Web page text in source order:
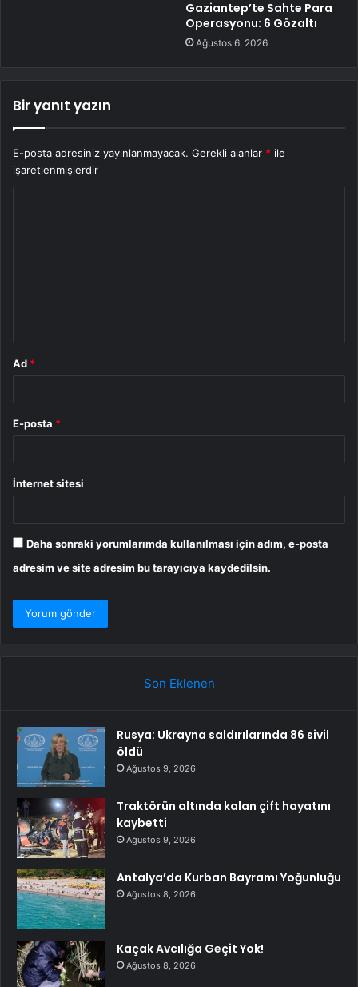
Gaziantep’te Sahte Para
Operasyonu: 6 Gözaltı
Ağustos 6, 2026
Bir yanıt yazın
E-posta adresiniz yayınlanmayacak. Gerekli alanlar * ile
işaretlenmişlerdir
Ad *
E-posta *
İnternet sitesi
Daha sonraki yorumlarımda kullanılması için adım, e-posta
adresim ve site adresim bu tarayıcıya kaydedilsin.
Son Eklenen
Rusya: Ukrayna saldırılarında 86 sivil
öldü
Ağustos 9, 2026
Traktörün altında kalan çift hayatını
kaybetti
Ağustos 9, 2026
Antalya’da Kurban Bayramı Yoğunluğu
Ağustos 8, 2026
Kaçak Avcılığa Geçit Yok!
Ağustos 8, 2026